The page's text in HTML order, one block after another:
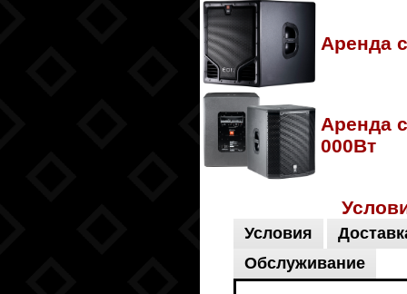
Аренда
Аренда
000Вт
Условия
Обслуживание